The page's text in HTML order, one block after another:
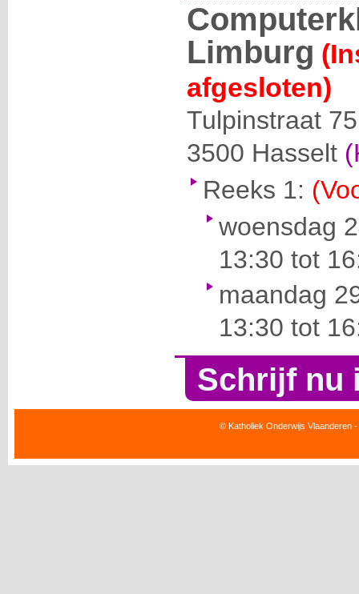
Limburg
afgesloten)
Tulpinstraat 75
3500 Hasselt
Reeks 1:
woensdag
13:30 tot
maandag
13:30 tot
Schrijf nu
© Katholiek Onderwijs Vlaanderen